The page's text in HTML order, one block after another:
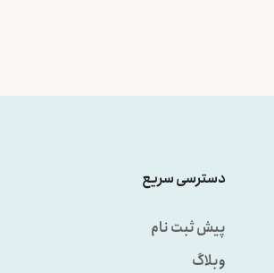
دسترسی سریع
پیش ثبت نام
وبلاگ